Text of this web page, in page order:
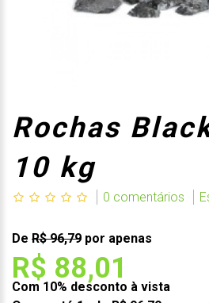
Rochas
10 kg
0 comentários
De R$ 96,79 por apenas
R$ 88,01
Com 10% desconto à vista